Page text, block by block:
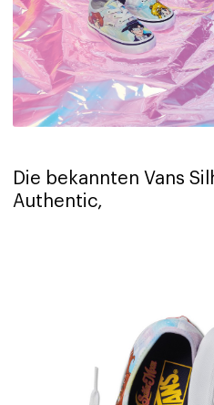
Die bekannten Vans
Authentic,